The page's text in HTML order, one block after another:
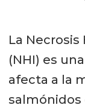
La
(NHI) es
afecta a la
salmónidos